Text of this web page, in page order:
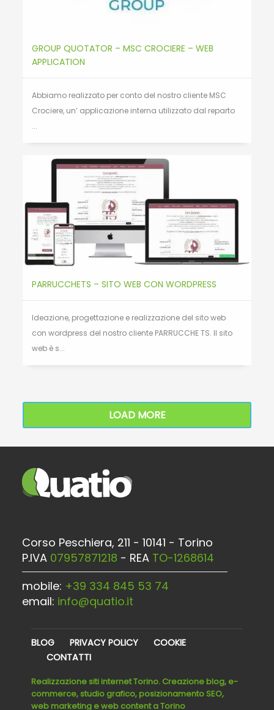
GROUP QUOTATOR – MSC CROCIERE – WEB
APPLICATION
Abbiamo realizzato per conto del nostro cliente MSC
Crociere, un’ applicazione interna utilizzato dal reparto
...
PARRUCCHETS – SITO WEB CON WORDPRESS
Ideazione, progettazione e realizzazione del sito web
con wordpress del nostro cliente PARRUCCHE TS. Il sito
web è s...
LOAD MORE
Corso Peschiera, 211 - 10141 - Torino
P.IVA 07957871218 - REA TO-1268614
mobile: +39 334 845 53 74
email: info@quatio.it
BLOG PRIVACY POLICY
COOKIE
CONTATTI
Realizzazione siti internet Torino. Creazione blog, e-
commerce, studio grafico, posizionamento SEO,
web marketing e web content a Torino